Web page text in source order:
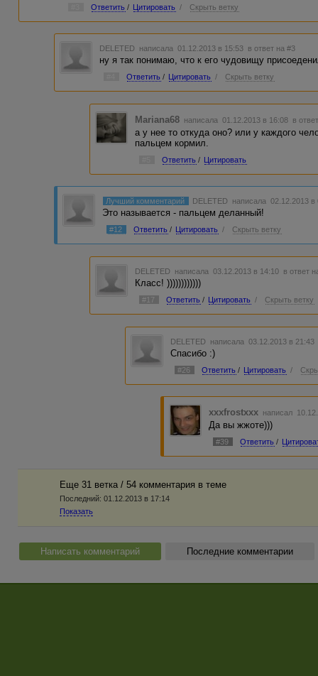
Ответить / Цитировать / Скрыть ветку
DELETED написала 01.12.2013 в 15:53 в ответ на #3
ну я так понимаю, что к его чудовищу
Ответить / Цитировать / Скрыть ветку
Mariana68 написала 01.12.2013 в 16:08 в
а у нее то откуда оно? или у каждого
пальцем кормил.
Ответить / Цитировать
Лучший комментарий DELETED написала 02.12.2013
Это называется - пальцем деланный!
#12 Ответить / Цитировать / Скрыть ветку
DELETED написала 03.12.2013 в 14:10 в ответ
Класс! ))))))))))))
#17 Ответить / Цитировать / Скрыть ветку
DELETED написала 03.12.2013 в
Спасибо :)
#26 Ответить / Цитировать /
xxxfrostxxx написал
Да вы жжоте)))
#39 Ответить /
Еще 31 ветка / 54 комментария в темe
Последний: 01.12.2013 в 17:14
Показать
Написать комментарий Последние комментарии